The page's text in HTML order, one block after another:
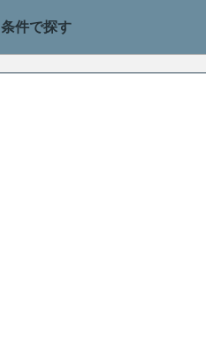
条件で探す